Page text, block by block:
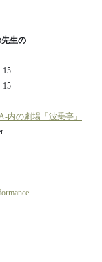
生の
15
15
内の劇場「波乗亭」